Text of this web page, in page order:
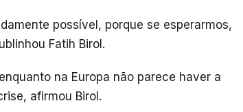
possível, porque se esperarmos,
Fatih Birol.
na Europa não parece haver a
afirmou Birol.